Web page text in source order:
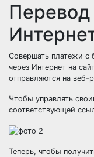
Перевод
Совершать платежи с
через Интернет на
отправляются на веб-
Чтобы управлять
соответствующей
Теперь, чтобы